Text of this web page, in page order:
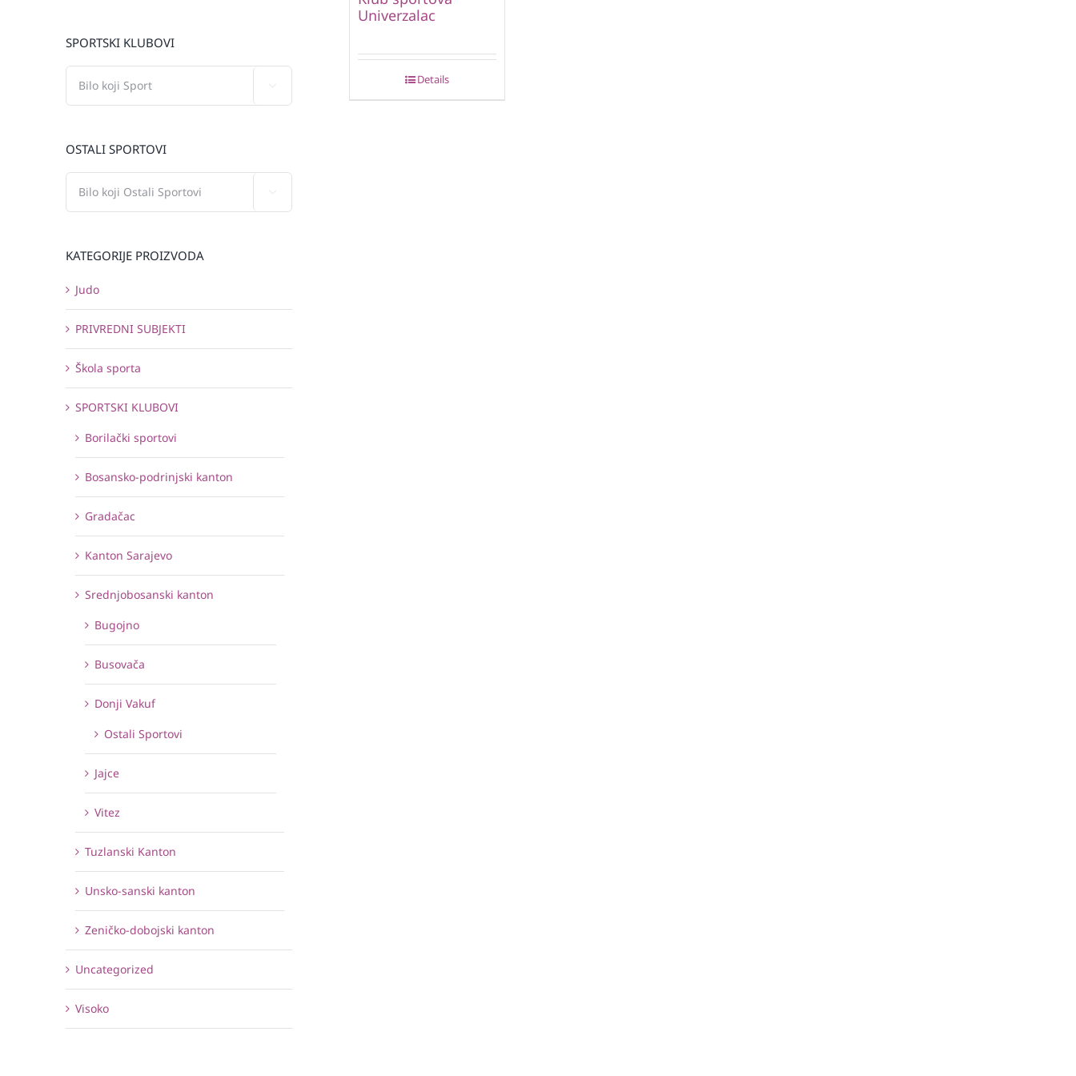
Univerzalac
Details
SPORTSKI KLUBOVI
OSTALI SPORTOVI
KATEGORIJE PROIZVODA
Judo
PRIVREDNI SUBJEKTI
Škola sporta
SPORTSKI KLUBOVI
Borilački sportovi
Bosansko-podrinjski kanton
Gradačac
Kanton Sarajevo
Srednjobosanski kanton
Bugojno
Busovača
Donji Vakuf
Ostali Sportovi
Jajce
Vitez
Tuzlanski Kanton
Unsko-sanski kanton
Zeničko-dobojski kanton
Uncategorized
Visoko